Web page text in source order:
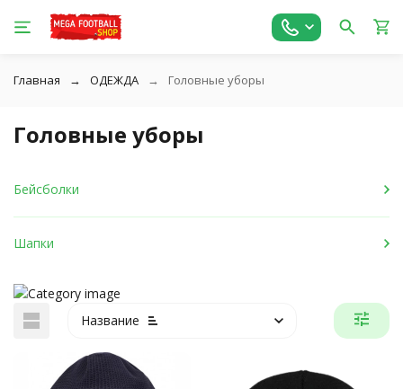
Главная ОДЕЖДА Головные уборы
Головные уборы
Бейсболки
Шапки
Название